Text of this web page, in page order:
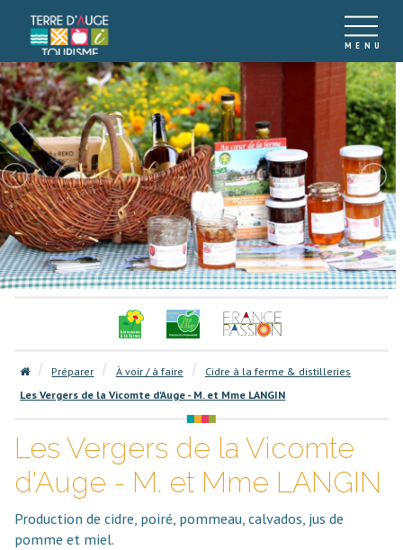
Préparer À voir / à faire
Cidre à la ferme & distilleries
Les Vergers de la Vicomte d'Auge - M. et Mme LANGIN
Les Vergers de la Vicomte
d'Auge - M. et Mme LANGIN
Production de cidre, poiré, pommeau, calvados, jus de
pomme et miel.